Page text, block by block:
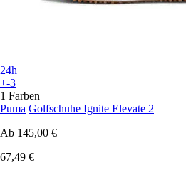
24h
+-3
1 Farben
Puma Golfschuhe Ignite Elevate 2
Ab 145,00 €
67,49 €